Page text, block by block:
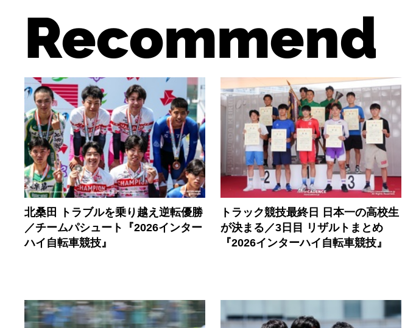
Recommend
北桑田 トラブルを乗り越え逆転優勝
／チームパシュート『2026インター
ハイ自転車競技』
トラック競技最終日 日本一の高校生
が決まる／3日目 リザルトまとめ
『2026インターハイ自転車競技』